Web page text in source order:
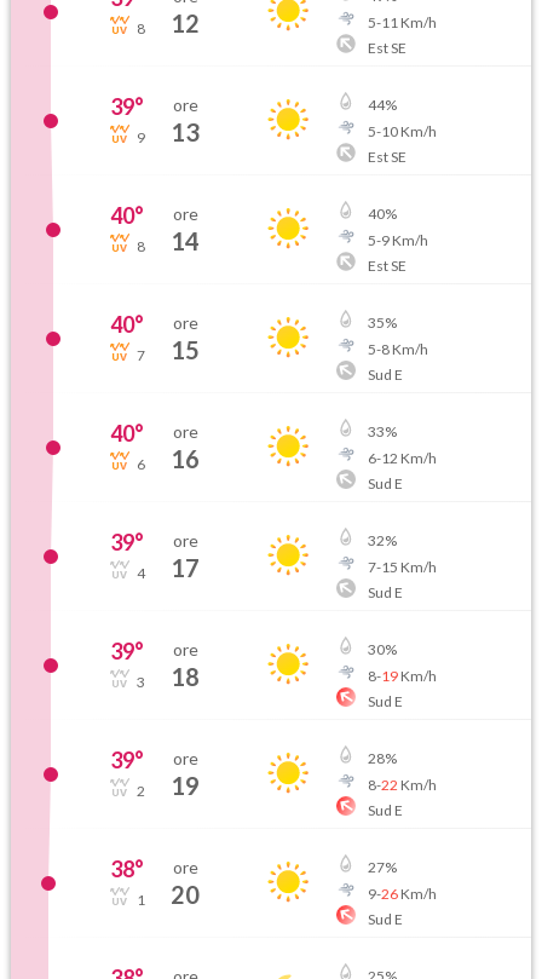
8 12
5-11 Km/h
Est SE
39°
9
ore
13
44%
5-10Km/h
Est SE
40°
8
ore
14
40%
5-9Km/h
Est SE
40°
7
ore
15
35%
5-8Km/h
Sud E
40°
6
ore
16
33%
6-12 Km/h
Sud E
39°
4
ore
17
32%
7-15 Km/h
Sud E
39°
3
ore
18
30%
8-19Km/h
Sud E
39°
2
ore
19
28%
8-22 Km/h
Sud E
38°
1
ore
20
27%
9-26Km/h
Sud E